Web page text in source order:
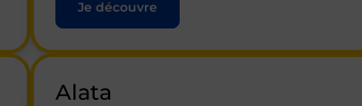
Je découvre
Alata